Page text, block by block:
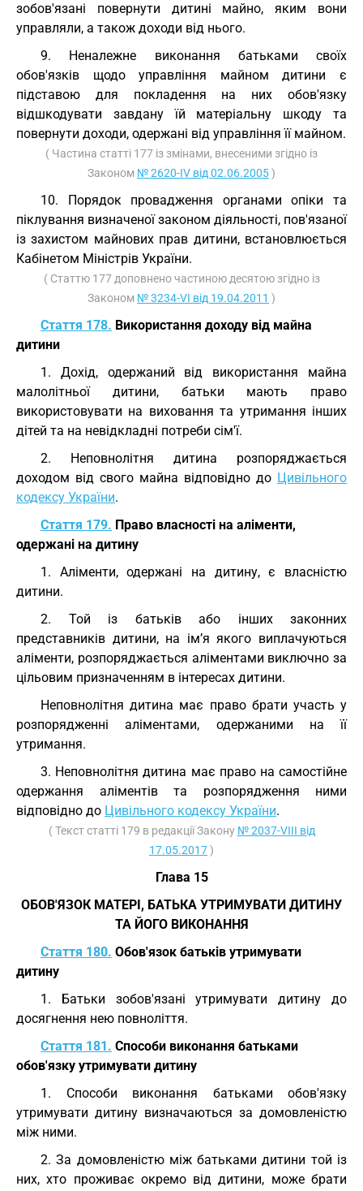
зобов'язані повернути дитині майно, яким вони
управляли, а також доходи від нього.
9. Неналежне виконання батьками своїх
обов'язків щодо управління майном дитини є
підставою для покладення на них обов'язку
відшкодувати завдану їй матеріальну шкоду та
повернути доходи, одержані від управління її майном.
( Частина статті 177 із змінами, внесеними згідно із
Законом № 2620-IV від 02.06.2005)
10. Порядок провадження органами опіки та
піклування визначеної законом діяльності, пов'язаної
із захистом майнових прав дитини, встановлюється
Кабінетом Міністрів України.
( Статтю 177 доповнено частиною десятою згідно із
Законом № 3234-VI від 19.04.2011 )
Стаття 178. Використання доходу від майна
дитини
1. Дохід, одержаний від використання майна
малолітньої дитини, батьки мають право
використовувати на виховання та утримання інших
дітей та на невідкладні потреби сім'ї.
2. Неповнолітня дитина розпоряджається
доходом від свого майна відповідно до Цивільного
кодексу України.
Стаття 179. Право власності на аліменти,
одержані на дитину
1. Аліменти, одержані на дитину, є власністю
дитини.
2. Той із батьків або інших законних
представників дитини, на ім’я якого виплачуються
аліменти, розпоряджається аліментами виключно за
цільовим призначенням в інтересах дитини.
Неповнолітня дитина має право брати участь у
розпорядженні аліментами, одержаними на її
утримання.
3. Неповнолітня дитина має право на самостійне
одержання аліментів та розпорядження ними
відповідно до Цивільного кодексу України.
( Текст статті 179 в редакції Закону № 2037-VIII від
17.05.2017)
Глава 15
ОБОВ'ЯЗОК МАТЕРІ, БАТЬКА УТРИМУВАТИ ДИТИНУ
ТА ЙОГО ВИКОНАННЯ
Стаття 180. Обов'язок батьків утримувати
дитину
1. Батьки зобов'язані утримувати дитину до
досягнення нею повноліття.
Стаття 181. Способи виконання батьками
обов'язку утримувати дитину
1. Способи виконання батьками обов'язку
утримувати дитину визначаються за домовленістю
між ними.
2. За домовленістю між батьками дитини той із
них, хто проживає окремо від дитини, може брати